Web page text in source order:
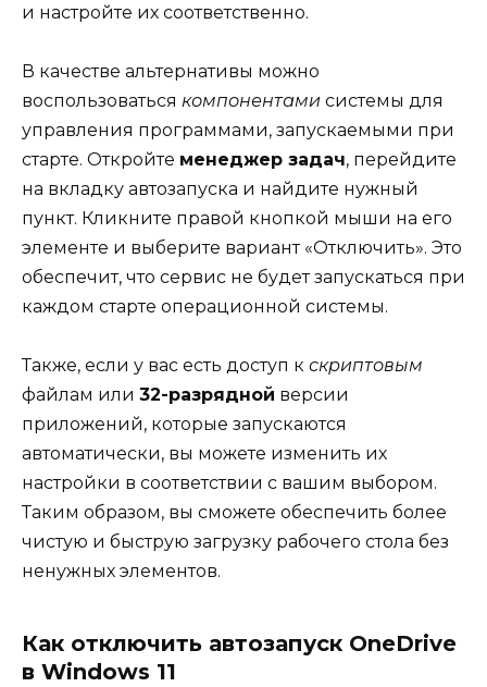
и настройте их соответственно.
В качестве альтернативы можно
воспользоваться компонентами системы для
управления программами, запускаемыми при
старте. Откройте менеджер задач, перейдите
на вкладку автозапуска и найдите нужный
пункт. Кликните правой кнопкой мыши на его
элементе и выберите вариант «Отключить». Это
обеспечит, что сервис не будет запускаться при
каждом старте операционной системы.
Также, если у вас есть доступ к скриптовым
файлам или 32-разрядной версии
приложений, которые запускаются
автоматически, вы можете изменить их
настройки в соответствии с вашим выбором.
Таким образом, вы сможете обеспечить более
чистую и быструю загрузку рабочего стола без
ненужных элементов.
Как отключить автозапуск OneDrive
в Windows 11